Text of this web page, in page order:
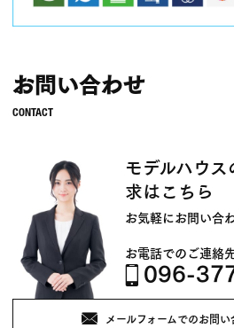
お問い合わせ
モデルハウ
求はこちら
お気軽にお問い合
お電話でのご連絡
096-
メールフォームでのお問